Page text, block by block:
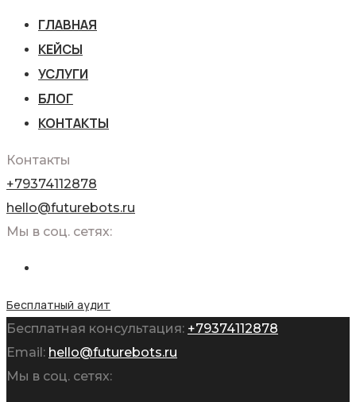
ГЛАВНАЯ
КЕЙСЫ
УСЛУГИ
БЛОГ
КОНТАКТЫ
Контакты
+79374112878
hello@futurebots.ru
Мы в соц. сетях:
Бесплатный аудит
Бесплатная консультация: +79374112878
Email: hello@futurebots.ru
Мы в соц. сетях: